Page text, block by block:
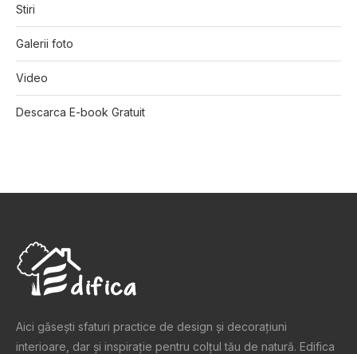
Stiri
Galerii foto
Video
Descarca E-book Gratuit
Aici găsești sfaturi practice de design şi decoraţiuni
interioare, dar și inspiraţie pentru colţul tău de natură. Edifica